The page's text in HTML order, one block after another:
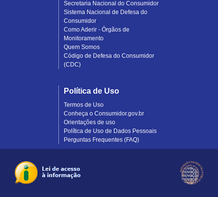
Secretaria Nacional do Consumidor
Sistema Nacional de Defesa do
Consumidor
Como Aderir - Órgãos de
Monitoramento
Quem Somos
Código de Defesa do Consumidor
(CDC)
Política de Uso
Termos de Uso
Conheça o Consumidor.gov.br
Orientações de uso
Política de Uso de Dados Pessoais
Perguntas Frequentes (FAQ)